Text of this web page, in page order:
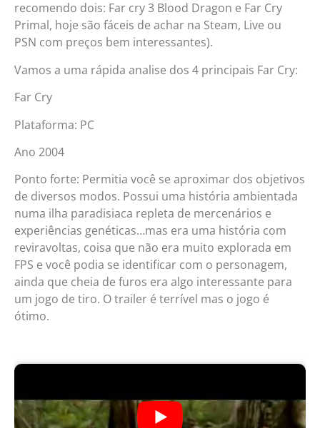
recomendo dois: Far cry 3 Blood Dragon e Far Cry
Primal, hoje são fáceis de achar na Steam, Live ou
PSN com preços bem interessantes).
Vamos a uma rápida analise dos 4 principais Far Cry:
Far Cry
Plataforma: PC
Ano 2004
Ponto forte: Permitia você se aproximar dos objetivos
de diversos modos. Possui uma história ambientada
numa ilha paradisiaca repleta de mercenários e
experiências genéticas…mas era uma história com
reviravoltas, coisa que não era muito explorada em
FPS e você podia se identificar com o personagem,
ainda que cheia de furos era algo interessante para
um jogo de tiro. O trailer é terrível mas o jogo é
ótimo.